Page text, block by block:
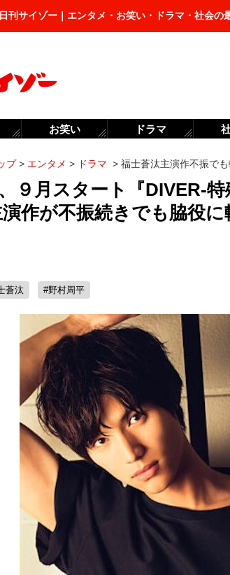
日刊サイゾー｜エンタメ・お笑い・ドラマ・社会の
プ> エンタメ > ドラマ > 福士蒼汰主演作不振で
９月スタート『DIVER-
作が不振続きでも脇役
蒼汰 #野村周平
お笑い ドラマ